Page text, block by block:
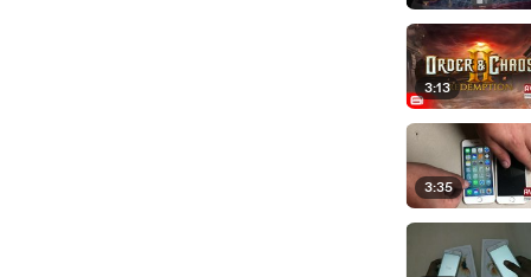
3:13
3:35